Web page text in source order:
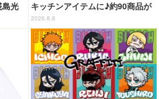
島光
キッチンアイテムに♪約90商品が
登場【212 KITCHEN STORE】
2026.8.8